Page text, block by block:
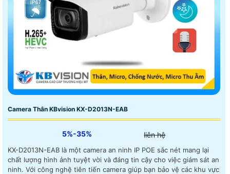
Camera Thân KBvision KX-D2013N-EAB
5%-35% liên hệ
KX-D2013N-EAB là một camera an ninh IP POE sắc nét mang lại
chất lượng hình ảnh tuyệt vời và đáng tin cậy cho việc giám sát an
ninh. Với công nghệ tiên tiến camera giúp bạn bảo vệ các khu vực